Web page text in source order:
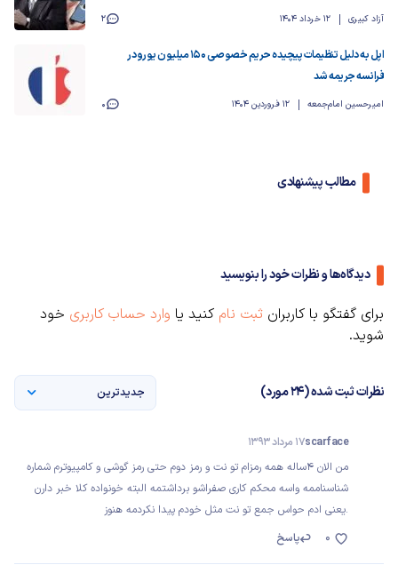
آزاد کبیری 12 خرداد 1404 2
اپل به دلیل تنظیمات پیچیده حریم خصوصی ۱۵۰ میلیون یورو در
فرانسه جریمه شد
امیرحسین امام‌جمعه 12 فروردین 1404 0
مطالب پیشنهادی
دیدگاه‌ها و نظرات خود را بنویسید
برای گفتگو با کاربران ثبت نام کنید یا وارد حساب کاربری خود
شوید.
نظرات ثبت شده (24 مورد) جدیدترین
scarface17 مرداد 1393
من الان 4ساله همه رمزام تو نت و رمز دوم حتی رمز گوشی و کامپیوترم شماره
شناسناممه واسه محکم کاری صفراشو برداشتمه البته خونواده کلا خبر دارن
.یعنی ادم حواس جمع تو نت مثل خودم پیدا نکردمه هنوز
پاسخ
0